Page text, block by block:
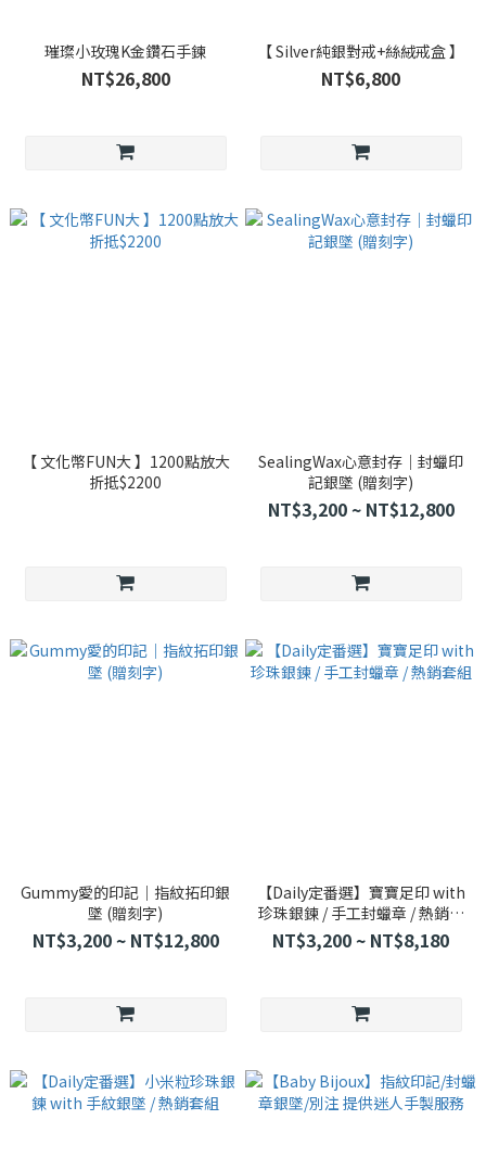
璀璨小玫瑰K金鑽石手鍊
NT$26,800
【 Silver純銀對戒+絲絨戒盒 】
NT$6,800
【 文化幣FUN大 】1200點放大
折抵$2200
SealingWax心意封存｜封蠟印
記銀墜 (贈刻字)
NT$3,200 ~ NT$12,800
Gummy愛的印記｜指紋拓印銀
墜 (贈刻字)
NT$3,200 ~ NT$12,800
【Daily定番選】寶寶足印 with
珍珠銀鍊 / 手工封蠟章 / 熱銷套
NT$3,200 ~ NT$8,180